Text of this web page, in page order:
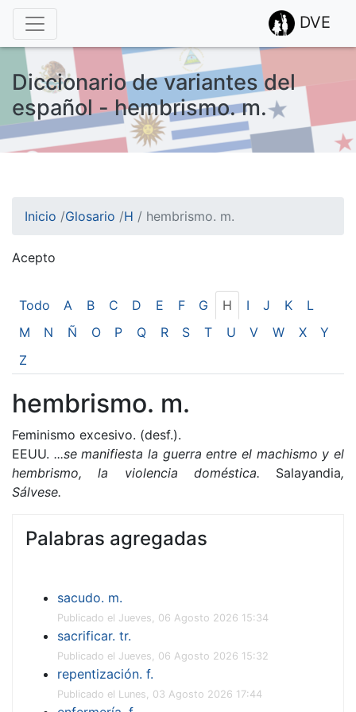
DVE
Diccionario de variantes del
español - hembrismo. m.
Inicio /Glosario /H / hembrismo. m.
Acepto
Esto nos ayuda a recolectar estadísticas de las visitas.
Todo A B C D E F G H I J K
L
M
N Ñ O P Q R S T U V W X
Y
Z
hembrismo. m.
Feminismo excesivo. (desf.).
EEUU. ...se manifiesta la guerra entre el machismo y el
hembrismo, la violencia doméstica. Salayandia,
Sálvese.
Palabras agregadas
sacudo. m.
Publicado el Jueves, 06 Agosto 2026 15:34
sacrificar. tr.
Publicado el Jueves, 06 Agosto 2026 15:32
repentización. f.
Publicado el Lunes, 03 Agosto 2026 17:44